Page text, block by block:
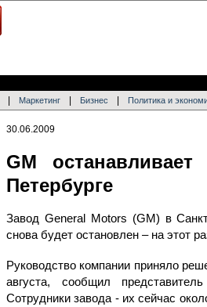
Маркетинг Бизнес Политика и
30.06.2009
GM
Петербурге
Завод General Motors (GM) в
снова будет остановлен – на этот
Руководство компании приняло
августа, сообщил
Сотрудники завода - их сейчас